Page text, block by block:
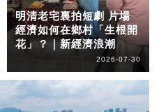
明清老宅裏拍短劇 片場
經濟如何在鄉村「生根開
花」？｜新經濟浪潮
2026-07-30